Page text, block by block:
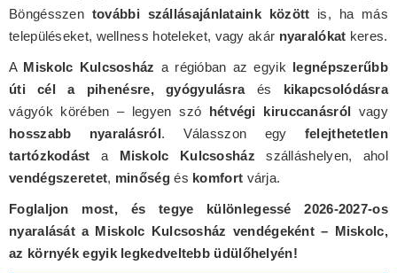
Böngésszen további szállásajánlataink között is, ha más
településeket, wellness hoteleket, vagy akár nyaralókat keres.
A Miskolc Kulcsosház a régióban az egyik legnépszerűbb
úti cél a pihenésre, gyógyulásraés kikapcsolódásra
vágyók körében – legyen szó hétvégi kiruccanásról vagy
hosszabb nyaralásról. Válasszon egy felejthetetlen
tartózkodást a Miskolc Kulcsosház szálláshelyen, ahol
vendégszeretet, minőségés komfort várja.
Foglaljon most, és tegye különlegessé 2026-2027-os
nyaralását a Miskolc Kulcsosház vendégeként – Miskolc,
az környék egyik legkedveltebb üdülőhelyén!